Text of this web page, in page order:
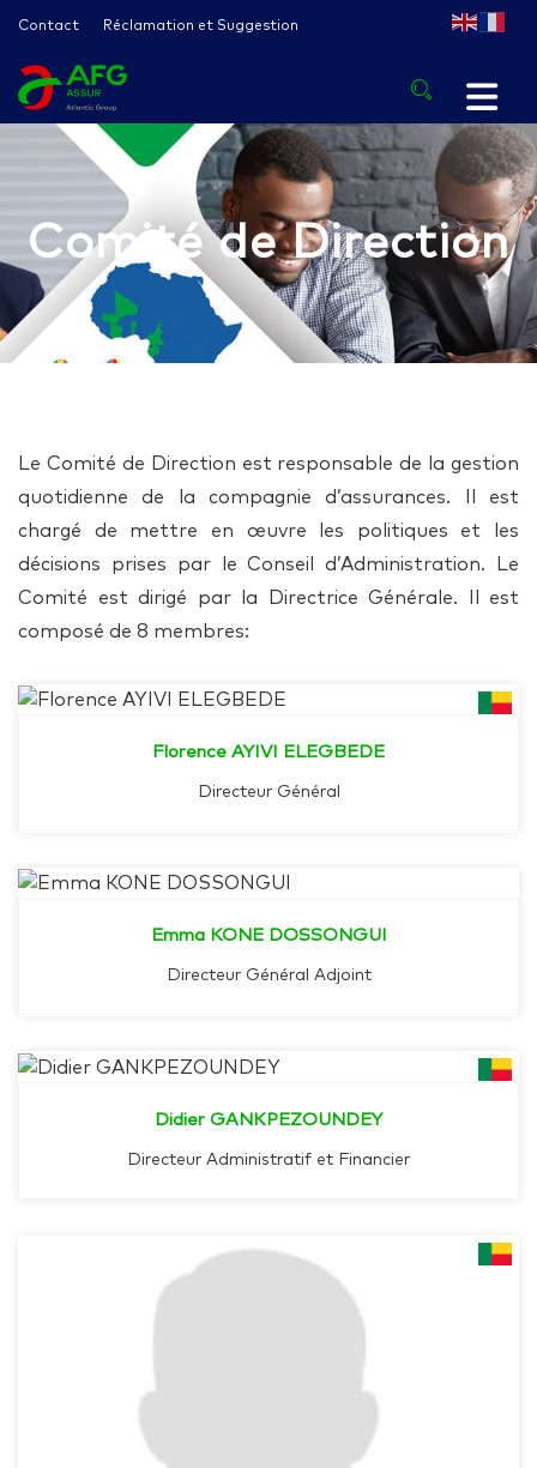
Contact Réclamation et Suggestion
Comité de Direction
Le Comité de Direction est responsable de la gestion
quotidienne de la compagnie d’assurances. Il est
chargé de mettre en œuvre les politiques et les
décisions prises par le Conseil d’Administration. Le
Comité est dirigé par la Directrice Générale. Il est
composé de 8 membres:
Florence AYIVI ELEGBEDE
Directeur Général
Emma KONE DOSSONGUI
Directeur Général Adjoint
Didier GANKPEZOUNDEY
Directeur Administratif et Financier